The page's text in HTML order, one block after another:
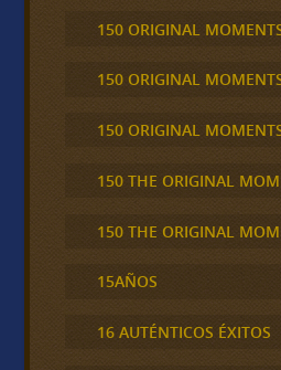
150 ORIGINAL
150 ORIGINAL
150 ORIGINAL
150 THE ORIGINAL
150 THE ORIGINAL
15AÑOS
16 AUTÉNTICOS ÉXITOS